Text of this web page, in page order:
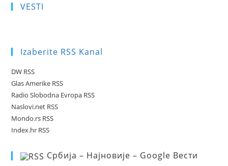
VESTI
Izaberite RSS Kanal
DW RSS
Glas Amerike RSS
Radio Slobodna Evropa RSS
Naslovi.net RSS
Mondo.rs RSS
Index.hr RSS
Србија – Најновије – Google Вести